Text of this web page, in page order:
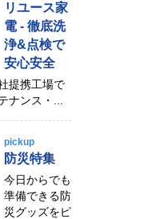
リユース家
電 - 徹底洗
浄&点検で
安心安全
提携工場で
ナンス・...
pickup
防災特集
今日からでも
準備できる防
災グッズをピ